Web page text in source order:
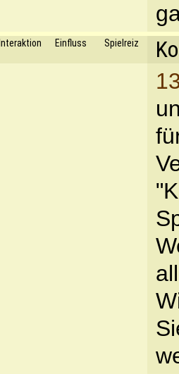
Interaktion Einfluss Spielreiz